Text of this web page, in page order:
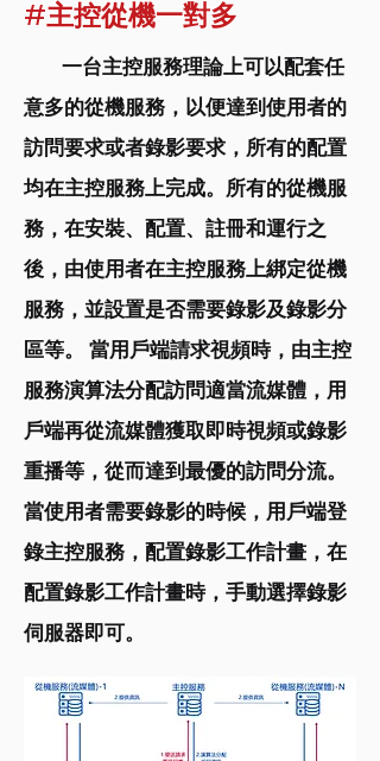
#主控從機一對多
一台主控服務理論上可以配套任
意多的從機服務，以便達到使用者的
訪問要求或者錄影要求，所有的配置
均在主控服務上完成。所有的從機服
務，在安裝、配置、註冊和運行之
後，由使用者在主控服務上綁定從機
服務，並設置是否需要錄影及錄影分
區等。 當用戶端請求視頻時，由主控
服務演算法分配訪問適當流媒體，用
戶端再從流媒體獲取即時視頻或錄影
重播等，從而達到最優的訪問分流。
當使用者需要錄影的時候，用戶端登
錄主控服務，配置錄影工作計畫，在
配置錄影工作計畫時，手動選擇錄影
伺服器即可。